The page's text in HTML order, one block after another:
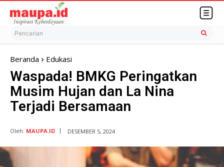
Pencarian
Beranda Edukasi
Waspada! BMKG Peringatkan
Musim Hujan dan La Nina
Terjadi Bersamaan
Oleh: MAUPA.ID DESEMBER 5, 2024